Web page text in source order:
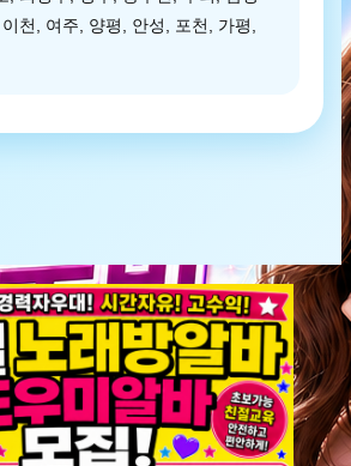
천, 여주, 양평, 안성, 포천, 가평,